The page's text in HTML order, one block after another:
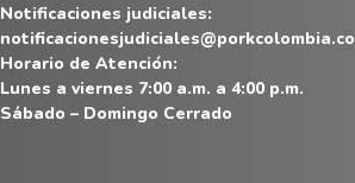
Notificaciones judiciales:
notificacionesjudiciales@porkcolombia.co
Horario de Atención:
Lunes a viernes 7:00 a.m. a 4:00 p.m.
Sábado – Domingo Cerrado